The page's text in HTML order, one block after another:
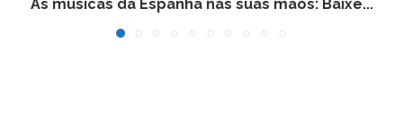
As músicas da Espanha nas suas mãos: Baixe...